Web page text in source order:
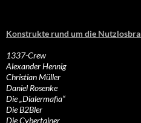
Konstrukte rund um die
1337-Crew
Alexander Hennig
Christian Müller
Daniel Rosenke
Die „Dialermafia“
Die B2Bler
Die Cybertainer